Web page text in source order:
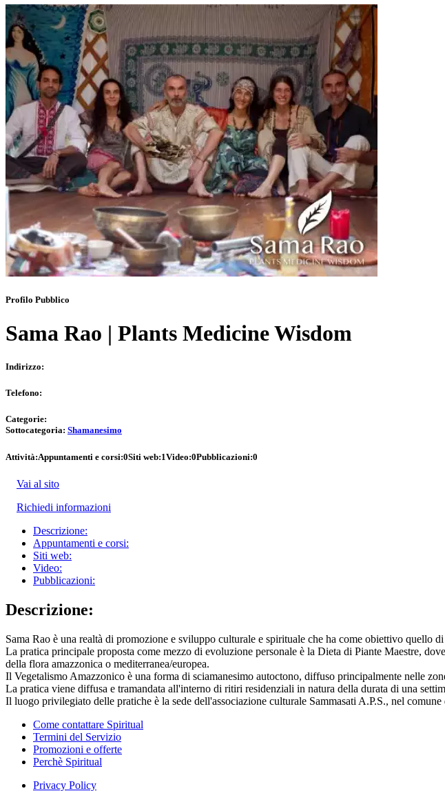
Profilo Pubblico
Sama Rao | Plants Medicine Wisdom
Indirizzo:
Telefono:
Categorie:
Sottocategoria: Shamanesimo
Attività:Appuntamenti e corsi:0Siti web:1Video:0Pubblicazioni:0
Vai al sito
Richiedi informazioni
Descrizione:
Appuntamenti e corsi:
Siti web:
Video:
Pubblicazioni:
Descrizione:
Sama Rao è una realtà di promozione e sviluppo culturale e spirituale che ha come obiettivo quello
La pratica principale proposta come mezzo di evoluzione personale è la Dieta di Piante Maestre,
della flora amazzonica o mediterranea/europea.
Il Vegetalismo Amazzonico è una forma di sciamanesimo autoctono, diffuso principalmente nelle
La pratica viene diffusa e tramandata all'interno di ritiri residenziali in natura della durata di una
Il luogo privilegiato delle pratiche è la sede dell'associazione culturale Sammasati A.P.S., nel
Come contattare Spiritual
Termini del Servizio
Promozioni e offerte
Perchè Spiritual
Privacy Policy